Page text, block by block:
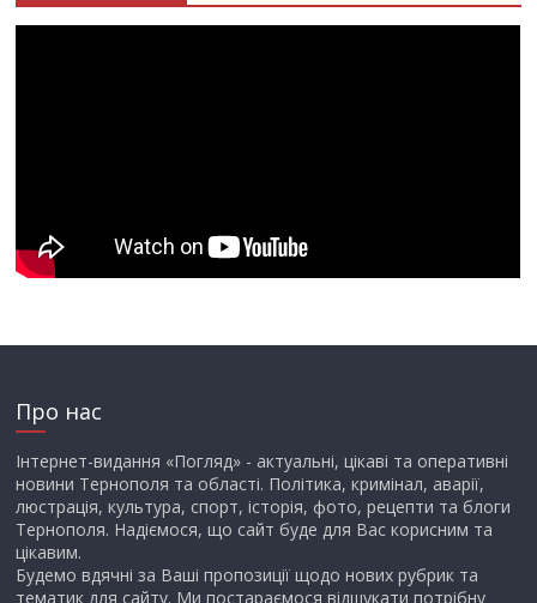
Про нас
Інтернет-видання «Погляд» - актуальні, цікаві та оперативні
новини Тернополя та області. Політика, кримінал, аварії,
люстрація, культура, спорт, історія, фото, рецепти та блоги
Тернополя. Надіємося, що сайт буде для Вас корисним та
цікавим.
Будемо вдячні за Ваші пропозиції щодо нових рубрик та
тематик для сайту. Ми постараємося відшукати потрібну